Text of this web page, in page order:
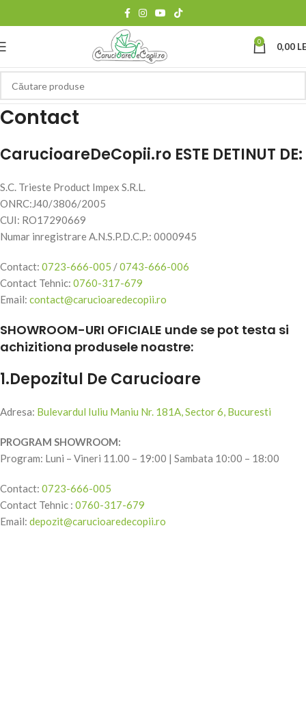
0 0,00
Contact
CarucioareDeCopii.ro ESTE DETINUT DE:
S.C. Trieste Product Impex S.R.L.
ONRC:J40/3806/2005
CUI: RO17290669
Numar inregistrare A.N.S.P.D.C.P.: 0000945
Contact: 0723-666-005 /0743-666-006
Contact Tehnic: 0760-317-679
Email: contact@carucioaredecopii.ro
SHOWROOM-URI OFICIALE unde se pot testa si
achizitiona produsele noastre:
1.Depozitul De Carucioare
Adresa: Bulevardul Iuliu Maniu Nr. 181A, Sector 6, Bucuresti
PROGRAM SHOWROOM:
Program: Luni – Vineri 11.00 – 19:00 | Sambata 10:00 – 18:00
Contact: 0723-666-005
Contact Tehnic : 0760-317-679
Email: depozit@carucioaredecopii.ro